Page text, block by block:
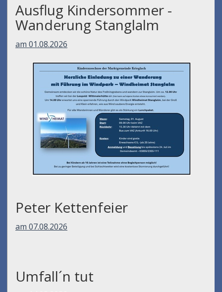
Ausflug Kindersommer -
Wanderung Stanglalm
am 01.08.2026
Peter Kettenfeier
am 07.08.2026